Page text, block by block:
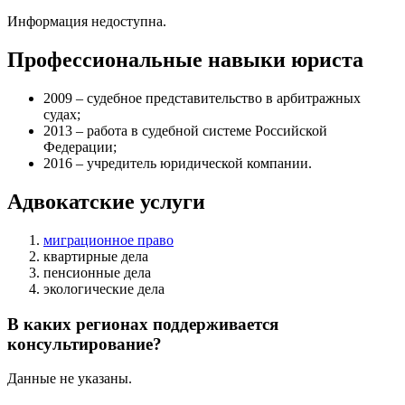
Информация недоступна.
Профессиональные навыки юриста
2009 – судебное представительство в арбитражных
судах;
2013 – работа в судебной системе Российской
Федерации;
2016 – учредитель юридической компании.
Адвокатские услуги
миграционное право
квартирные дела
пенсионные дела
экологические дела
В каких регионах поддерживается
консультирование?
Данные не указаны.